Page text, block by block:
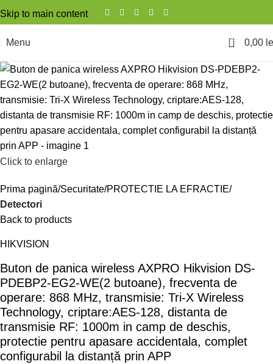
Skip to main content
Menu 0 0,00
Click to enlarge
Prima pagină Securitate PROTECTIE LA EFRACTIE
Detectori
Back to products
HIKVISION
Buton de panica wireless AXPRO Hikvision DS-
PDEBP2-EG2-WE(2 butoane), frecventa de
operare: 868 MHz, transmisie: Tri-X Wireless
Technology, criptare:AES-128, distanta de
transmisie RF: 1000m in camp de deschis,
protectie pentru apasare accidentala, complet
configurabil la distanță prin APP